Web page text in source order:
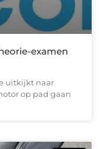
examen
uitkijkt naar
op pad gaan